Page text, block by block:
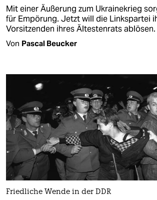
Mit einer Äußerung zum Ukrainekrieg
für Empörung. Jetzt will die Linkspartei
Vorsitzenden ihres Ältestenrats ablösen.
Von Pascal Beucker
Friedliche Wende in der DDR